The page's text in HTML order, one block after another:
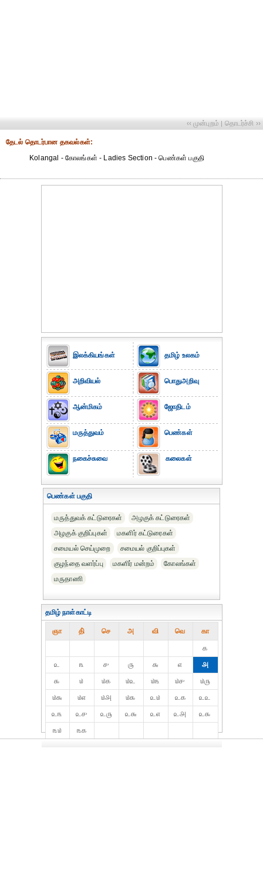
‹‹ முன்புறம் | தொடர்ச்சி ››
தேட‌ல் தொட‌ர்பான தகவ‌ல்க‌ள்:
Kolangal - கோலங்கள் - Ladies Section - பெண்கள் பகுதி
இலக்கியங்கள்
அறிவியல்
ஆன்மிகம்
மருத்துவம்
நகைச்சுவை
தமிழ் உலகம்
பொதுஅறிவு
ஜோதிடம்
பெண்கள்
கலைகள்
பெண்கள் பகுதி
மருத்துவக் கட்டுரைகள்
அழகுக் கட்டுரைகள்
அழகுக் குறிப்புகள்
மகளிர் கட்டுரைகள்
சமையல் செய்முறை
சமையல் குறிப்புகள்
குழந்தை வளர்ப்பு
மகளிர் மன்றம்
கோலங்கள்
மருதாணி
தமிழ் நாள்காட்டி
ஞா தி் செ அ வி வெ கா
௧
௨
௩ ௪ ௫ ௬ ௭
௮
௯
௰ ௰௧ ௰௨ ௰௩ ௰௪
௰௫
௰௬
௰௭ ௰௮ ௰௯ ௨௰ ௨௧
௨௨
௨௩
௨௪ ௨௫ ௨௬ ௨௭ ௨௮
௨௯
௩௰
௩௧